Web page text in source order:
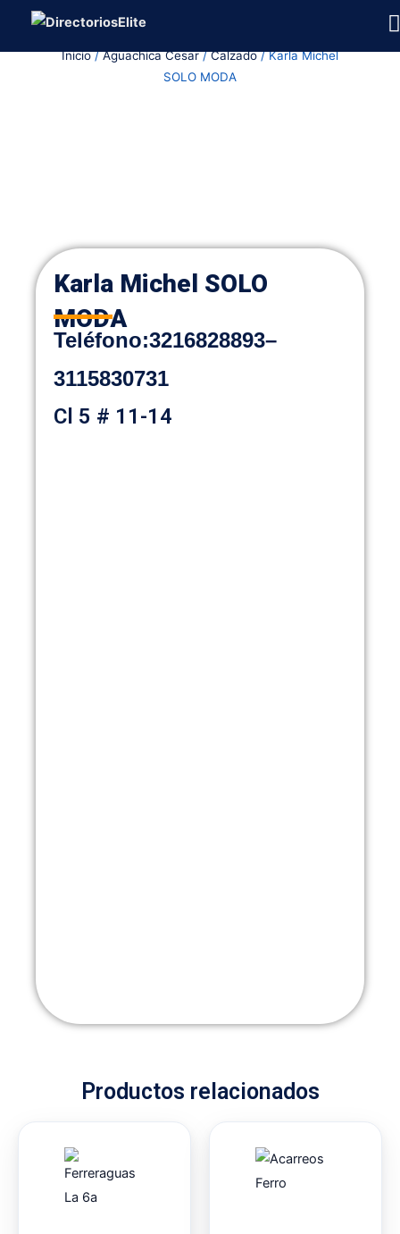
Inicio/Aguachica Cesar/Calzado/ Karla Michel
SOLO MODA
Karla Michel SOLO
MODA
Teléfono:3216828893–
3115830731
Cl 5 # 11-14
Productos relacionados